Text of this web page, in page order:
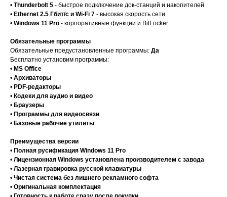
• Thunderbolt 5 - быстрое подключение док-станций и накопителей
• Ethernet 2.5 Гбит/с и Wi-Fi 7 - высокая скорость сети
• Windows 11 Pro - корпоративные функции и BitLocker
Обязательные программы
Обязательные предустановленные программы: Да
Бесплатно установим программы:
• MS Office
• Архиваторы
• PDF-редакторы
• Кодеки для аудио и видео
• Браузеры
• Программы для видеосвязи
• Базовые рабочие утилиты
Преимущества версии
• Полная русификация Windows 11 Pro
• Лицензионная Windows установлена производителем с завода
• Лазерная гравировка русской клавиатуры
• Чистая система без лишнего рекламного софта
• Оригинальная комплектация